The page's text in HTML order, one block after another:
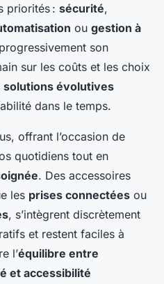
priorités : sécurité,
ou gestion à
son
sur les coûts et les choix
solutions évolutives
dans le temps.
offrant l’occasion de
quotidiens tout en
. Des accessoires
les prises connectées ou
, s’intègrent discrètement
et restent faciles à
l’équilibre entre
et accessibilité